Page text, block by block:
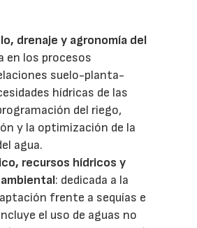
drenaje y agronomía del
en los procesos
suelo-planta-
hídricas de las
del riego,
y la optimización de la
agua.
recursos hídricos y
: dedicada a la
frente a sequías e
el uso de aguas no